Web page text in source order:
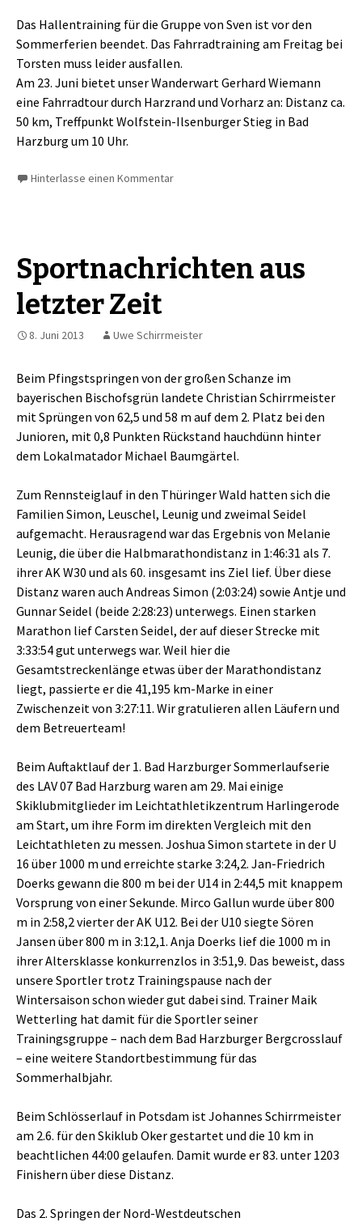
Das Hallentraining für die Gruppe von Sven ist vor den
Sommerferien beendet. Das Fahrradtraining am Freitag bei
Torsten muss leider ausfallen.
Am 23. Juni bietet unser Wanderwart Gerhard Wiemann
eine Fahrradtour durch Harzrand und Vorharz an: Distanz ca.
50 km, Treffpunkt Wolfstein-Ilsenburger Stieg in Bad
Harzburg um 10 Uhr.
Hinterlasse einen Kommentar
Sportnachrichten aus
letzter Zeit
8. Juni 2013 Uwe Schirrmeister
Beim Pfingstspringen von der großen Schanze im
bayerischen Bischofsgrün landete Christian Schirrmeister
mit Sprüngen von 62,5 und 58 m auf dem 2. Platz bei den
Junioren, mit 0,8 Punkten Rückstand hauchdünn hinter
dem Lokalmatador Michael Baumgärtel.
Zum Rennsteiglauf in den Thüringer Wald hatten sich die
Familien Simon, Leuschel, Leunig und zweimal Seidel
aufgemacht. Herausragend war das Ergebnis von Melanie
Leunig, die über die Halbmarathondistanz in 1:46:31 als 7.
ihrer AK W30 und als 60. insgesamt ins Ziel lief. Über diese
Distanz waren auch Andreas Simon (2:03:24) sowie Antje und
Gunnar Seidel (beide 2:28:23) unterwegs. Einen starken
Marathon lief Carsten Seidel, der auf dieser Strecke mit
3:33:54 gut unterwegs war. Weil hier die
Gesamtstreckenlänge etwas über der Marathondistanz
liegt, passierte er die 41,195 km-Marke in einer
Zwischenzeit von 3:27:11. Wir gratulieren allen Läufern und
dem Betreuerteam!
Beim Auftaktlauf der 1. Bad Harzburger Sommerlaufserie
des LAV 07 Bad Harzburg waren am 29. Mai einige
Skiklubmitglieder im Leichtathletikzentrum Harlingerode
am Start, um ihre Form im direkten Vergleich mit den
Leichtathleten zu messen. Joshua Simon startete in der U
16 über 1000 m und erreichte starke 3:24,2. Jan-Friedrich
Doerks gewann die 800 m bei der U14 in 2:44,5 mit knappem
Vorsprung von einer Sekunde. Mirco Gallun wurde über 800
m in 2:58,2 vierter der AK U12. Bei der U10 siegte Sören
Jansen über 800 m in 3:12,1. Anja Doerks lief die 1000 m in
ihrer Altersklasse konkurrenzlos in 3:51,9. Das beweist, dass
unsere Sportler trotz Trainingspause nach der
Wintersaison schon wieder gut dabei sind. Trainer Maik
Wetterling hat damit für die Sportler seiner
Trainingsgruppe – nach dem Bad Harzburger Bergcrosslauf
– eine weitere Standortbestimmung für das
Sommerhalbjahr.
Beim Schlösserlauf in Potsdam ist Johannes Schirrmeister
am 2.6. für den Skiklub Oker gestartet und die 10 km in
beachtlichen 44:00 gelaufen. Damit wurde er 83. unter 1203
Finishern über diese Distanz.
Das 2. Springen der Nord-Westdeutschen